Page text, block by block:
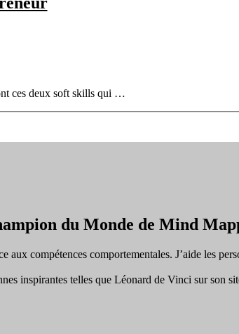
ces deux soft skills qui …
du Monde de Mind
compétences comportementales. J’aide les
inspirantes telles que Léonard de Vinci sur son